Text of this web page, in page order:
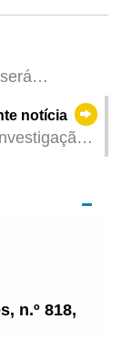
notícia
n.º 818,